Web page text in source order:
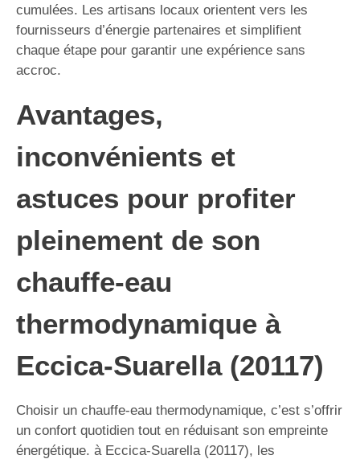
cumulées. Les artisans locaux orientent vers les
fournisseurs d’énergie partenaires et simplifient
chaque étape pour garantir une expérience sans
accroc.
Avantages,
inconvénients et
astuces pour profiter
pleinement de son
chauffe-eau
thermodynamique à
Eccica-Suarella (20117)
Choisir un chauffe-eau thermodynamique, c’est s’offrir
un confort quotidien tout en réduisant son empreinte
énergétique. à Eccica-Suarella (20117), les